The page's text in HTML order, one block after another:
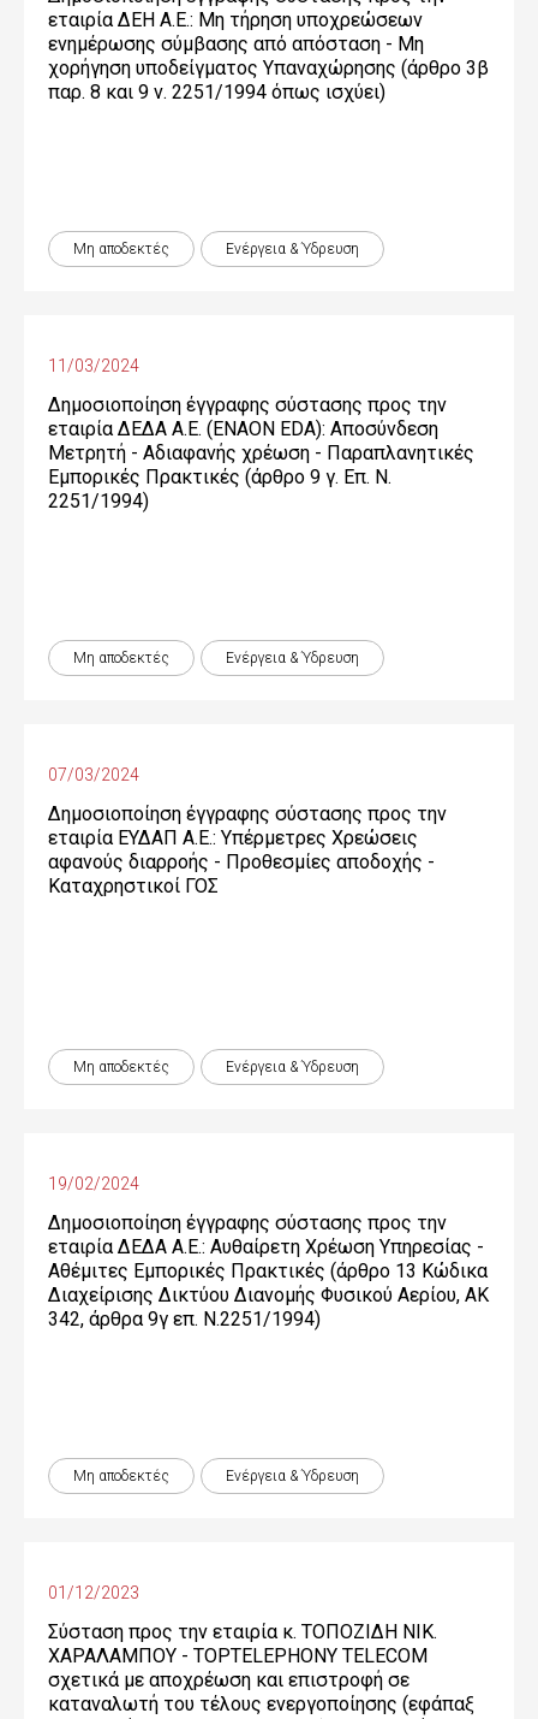
εταιρία ΔΕΗ Α.Ε.: Μη τήρηση υποχρεώσεων
ενημέρωσης σύμβασης από απόσταση - Μη
χορήγηση υποδείγματος Υπαναχώρησης (άρθρο 3β
παρ. 8 και 9 ν. 2251/1994 όπως ισχύει)
Μη αποδεκτές Ενέργεια & Ύδρευση
11/03/2024
Δημοσιοποίηση έγγραφης σύστασης προς την
εταιρία ΔΕΔΑ Α.Ε. (ENAON EDA): Αποσύνδεση
Μετρητή - Αδιαφανής χρέωση - Παραπλανητικές
Εμπορικές Πρακτικές (άρθρο 9 γ. Επ. Ν.
2251/1994)
Μη αποδεκτές Ενέργεια & Ύδρευση
07/03/2024
Δημοσιοποίηση έγγραφης σύστασης προς την
εταιρία ΕΥΔΑΠ Α.Ε.: Υπέρμετρες Χρεώσεις
αφανούς διαρροής - Προθεσμίες αποδοχής -
Καταχρηστικοί ΓΟΣ
Μη αποδεκτές Ενέργεια & Ύδρευση
19/02/2024
Δημοσιοποίηση έγγραφης σύστασης προς την
εταιρία ΔΕΔΑ Α.Ε.: Αυθαίρετη Χρέωση Υπηρεσίας -
Αθέμιτες Εμπορικές Πρακτικές (άρθρο 13 Κώδικα
Διαχείρισης Δικτύου Διανομής Φυσικού Αερίου, ΑΚ
342, άρθρα 9γ επ. Ν.2251/1994)
Μη αποδεκτές Ενέργεια & Ύδρευση
01/12/2023
Σύσταση προς την εταιρία κ. ΤΟΠΟΖΙΔΗ ΝΙΚ.
ΧΑΡΑΛΑΜΠΟΥ - TOPTELEPHONY TELECOM
σχετικά με αποχρέωση και επιστροφή σε
καταναλωτή του τέλους ενεργοποίησης (εφάπαξ